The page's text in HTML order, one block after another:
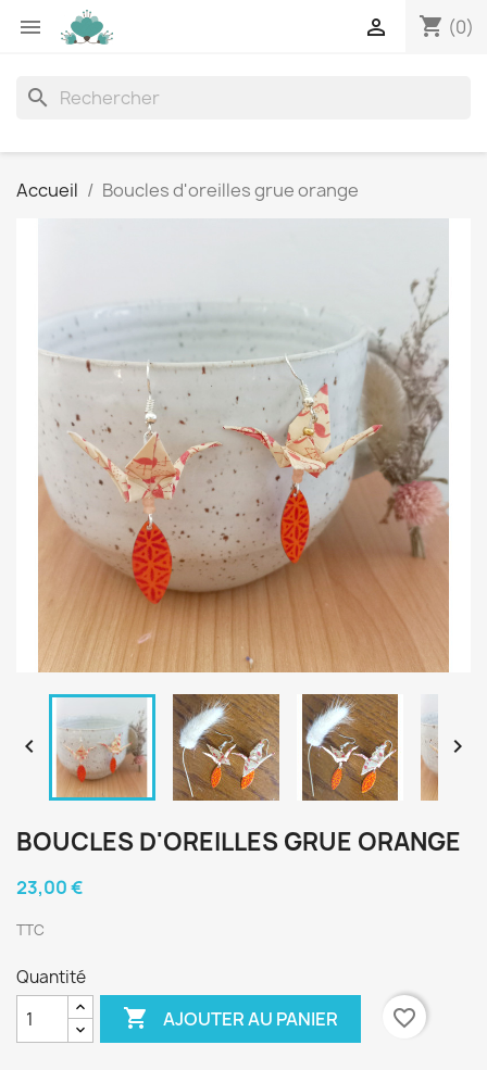
 shopping_cart (0)

search
Accueil Boucles d'oreilles grue orange
 
BOUCLES D'OREILLES GRUE ORANGE
23,00 €
TTC
Quantité
 AJOUTER AU PANIER favorite_border